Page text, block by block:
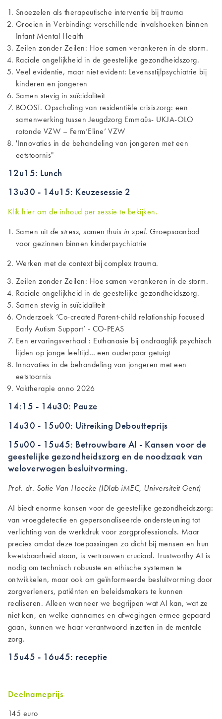
Snoezelen als therapeutische interventie bij trauma
Groeien in Verbinding: verschillende invalshoeken binnen
Infant Mental Health
Zeilen zonder Zeilen: Hoe samen verankeren in de storm.
Raciale ongelijkheid in de geestelijke gezondheidszorg.
Veel evidentie, maar niet evident: Levensstijlpsychiatrie bij
kinderen en jongeren
Samen stevig in suïcidaliteit
BOOST. Opschaling van residentiële crisiszorg: een
samenwerking tussen Jeugdzorg Emmaüs- UKJA-OLO
rotonde VZW – Ferm’Eline’ VZW
'Innovaties in de behandeling van jongeren met een
eetstoornis"
12u15: Lunch
13u30 - 14u15: Keuzesessie 2
Klik hier om de inhoud per sessie te bekijken.
Samen uit de stress, samen thuis in spel.Groepsaanbod
voor gezinnen binnen kinderpsychiatrie
Werken met de context bij complex trauma.
Zeilen zonder Zeilen: Hoe samen verankeren in de storm.
Raciale ongelijkheid in de geestelijke gezondheidszorg.
Samen stevig in suïcidaliteit
Onderzoek ‘Co-created Parent-child relationship focused
Early Autism Support’ - CO-PEAS
Een ervaringsverhaal : Euthanasie bij ondraaglijk psychisch
lijden op jonge leeftijd… een ouderpaar getuigt
Innovaties in de behandeling van jongeren met een
eetstoornis
Vaktherapie anno 2026
14:15 - 14u30: Pauze
14u30 - 15u00: Uitreiking Deboutteprijs
15u00 - 15u45: Betrouwbare AI - Kansen voor de
geestelijke gezondheidszorg en de noodzaak van
weloverwogen besluitvorming.
Prof. dr. Sofie Van Hoecke (IDlab iMEC, Universiteit Gent)
AI biedt enorme kansen voor de geestelijke gezondheidszorg:
van vroegdetectie en gepersonaliseerde ondersteuning tot
verlichting van de werkdruk voor zorgprofessionals. Maar
precies omdat deze toepassingen zo dicht bij mensen en hun
kwetsbaarheid staan, is vertrouwen cruciaal. Trustworthy AI is
nodig om technisch robuuste en ethische systemen te
ontwikkelen, maar ook om geïnformeerde besluitvorming door
zorgverleners, patiënten en beleidsmakers te kunnen
realiseren. Alleen wanneer we begrijpen wat AI kan, wat ze
niet kan, en welke aannames en afwegingen ermee gepaard
gaan, kunnen we haar verantwoord inzetten in de mentale
zorg.
15u45 - 16u45: receptie
Deelnameprijs
145 euro